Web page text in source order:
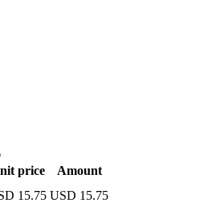
price
Amount
15.75 USD 15.75